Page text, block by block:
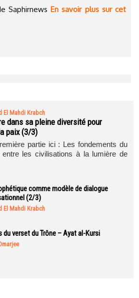
SaphirnewsEn savoir plus sur cet
El Mahdi Krabch
dans sa pleine diversité pour
paix (3/3)
partie ici : Les fondements du
entre les civilisations à la lumière de
comme modèle de dialogue
(2/3)
El Mahdi Krabch
du verset du Trône – Ayat al-Kursi